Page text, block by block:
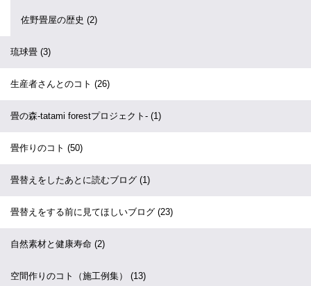
佐野畳屋の歴史 (2)
琉球畳 (3)
生産者さんとのコト (26)
畳の森-tatami forestプロジェクト- (1)
畳作りのコト (50)
畳替えをしたあとに読むブログ (1)
畳替えをする前に見てほしいブログ (23)
自然素材と健康寿命 (2)
空間作りのコト（施工例集） (13)